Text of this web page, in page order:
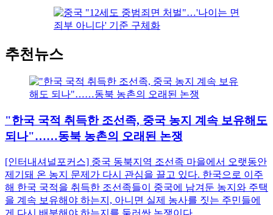
추천뉴스
"한국 국적 취득한 조선족, 중국 농지 계속 보유해도
되나"……동북 농촌의 오래된 논쟁
[인터내셔널포커스] 중국 동북지역 조선족 마을에서 오랫동안
제기돼 온 농지 문제가 다시 관심을 끌고 있다. 한국으로 이주
해 한국 국적을 취득한 조선족들이 중국에 남겨둔 농지와 주택
을 계속 보유해야 하는지, 아니면 실제 농사를 짓는 주민들에
게 다시 배분해야 하는지를 둘러싼 논쟁이다....